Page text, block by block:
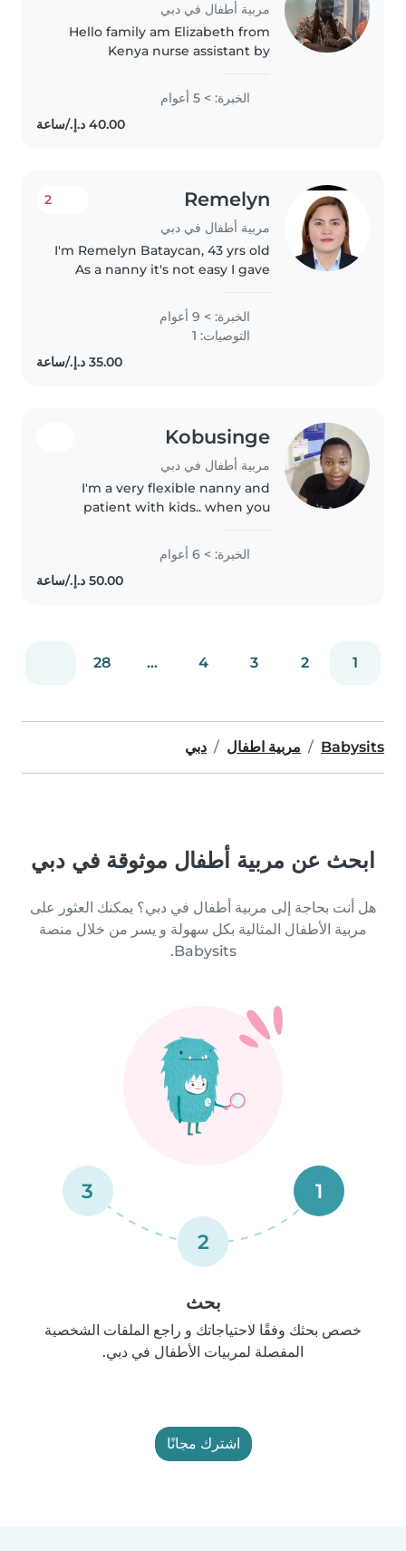
مربية أطفال في دبي
Hello family am Elizabeth from
Kenya nurse assistant by
caring and easy go person ldo
deliver my services as oddered
and that's my weakness
الخبرة: > 5 أعوام
Remelyn
مربية أطفال في دبي
2
I'm Remelyn Bataycan, 43 yrs old
As a nanny it's not easy I gave
I'm a God-fearing person, I have
experienced newborn, toddler, I
can do also cleaning..
الخبرة: > 9 أعوام
التوصيات: 1
Kobusinge
مربية أطفال في دبي
I'm a very flexible nanny and
patient with kids.. when you
like My own.. entertainment
always.. teaching them morals
الخبرة: > 6 أعوام
1
2
3
4
...
28
Babysits مربية اطفال دبي
ابحث عن مربية أطفال موثوقة في دبي
هل أنت بحاجة إلى مربية أطفال في دبي؟ يمكنك العثور على
مربية الأطفال المثالية بكل سهولة و يسر من خلال منصة
Babysits.
1
2
3
بحث
خصص بحثك وفقًا لاحتياجاتك و راجع الملفات الشخصية
المفصلة لمربيات الأطفال في دبي.
اشترك مجانًا